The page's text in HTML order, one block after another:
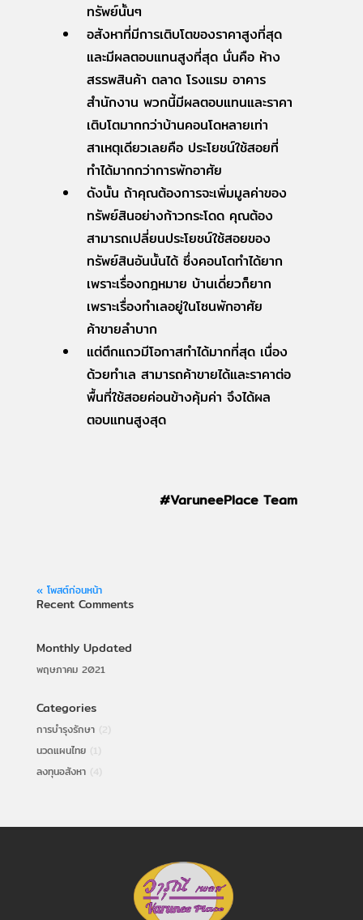
ทรัพย์นั้นๆ
อสังหาที่มีการเติบโตของราคาสูงที่สุด
และมีผลตอบแทนสูงที่สุด นั่นคือ ห้าง
สรรพสินค้า ตลาด โรงแรม อาคาร
สำนักงาน พวกนี้มีผลตอบแทนและราคา
เติบโตมากกว่าบ้านคอนโดหลายเท่า
สาเหตุเดียวเลยคือ ประโยชน์ใช้สอยที่
ทำได้มากกว่าการพักอาศัย
ดังนั้น ถ้าคุณต้องการจะเพิ่มมูลค่าของ
ทรัพย์สินอย่างก้าวกระโดด คุณต้อง
สามารถเปลี่ยนประโยชน์ใช้สอยของ
ทรัพย์สินอันนั้นได้ ซึ่งคอนโดทำได้ยาก
เพราะเรื่องกฎหมาย บ้านเดี่ยวก็ยาก
เพราะเรื่องทำเลอยู่ในโซนพักอาศัย
ค้าขายลำบาก
แต่ตึกแถวมีโอกาสทำได้มากที่สุด เนื่อง
ด้วยทำเล สามารถค้าขายได้และราคาต่อ
พื้นที่ใช้สอยค่อนข้างคุ้มค่า จึงได้ผล
ตอบแทนสูงสุด
#VaruneePlace Team
« โพสต์ก่อนหน้า
Recent Comments
Monthly Updated
พฤษภาคม 2021
Categories
การบำรุงรักษา(2)
นวดแผนไทย(1)
ลงทุนอสังหา(4)